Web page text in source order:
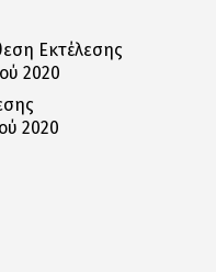
Εκτέλεσης
2020
2020